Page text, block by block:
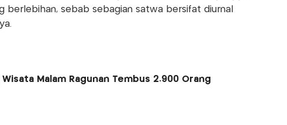
berlebihan, sebab sebagian satwa bersifat diurnal
Malam Ragunan Tembus 2.900 Orang